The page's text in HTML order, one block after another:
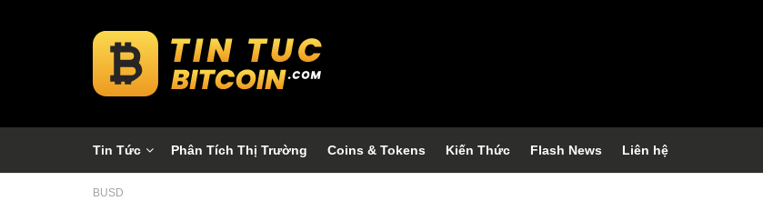
Tin Tức Phân Tích Thị Trường Coins & Tokens Kiến Thức Flash News Liên hệ
BUSD